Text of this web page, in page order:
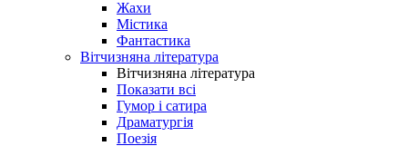
Жахи
Містика
Фантастика
Вітчизняна література
Вітчизняна література
Показати всі
Гумор і сатира
Драматургія
Поезія